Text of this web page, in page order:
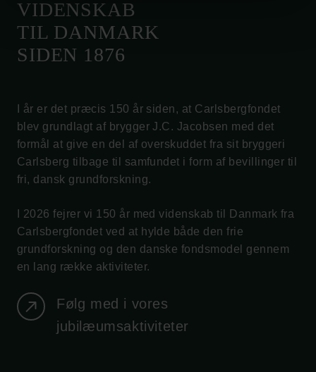
VIDENSKAB
TIL DANMARK
SIDEN 1876
I år er det præcis 150 år siden, at Carlsbergfondet
blev grundlagt af brygger J.C. Jacobsen med det
formål at give en del af overskuddet fra sit bryggeri
Carlsberg tilbage til samfundet i form af bevillinger til
fri, dansk grundforskning.
I 2026 fejrer vi 150 år med videnskab til Danmark fra
Carlsbergfondet ved at hylde både den frie
grundforskning og den danske fondsmodel gennem
en lang række aktiviteter.
Følg med i vores
jubilæumsaktiviteter
Pressekontakt
Job hos os
Nyhedsbrev